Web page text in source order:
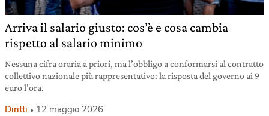
Arriva il salario giusto: cos’è e cosa cambia
rispetto al salario minimo
Nessuna cifra oraria a priori, ma l’obbligo a conformarsi al contratto
collettivo nazionale più rappresentativo: la risposta del governo ai 9
euro l’ora.
Diritti 12 maggio 2026